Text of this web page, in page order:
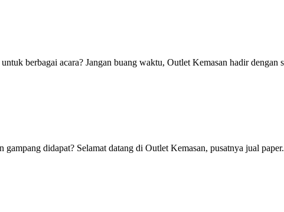
berbagai acara? Jangan buang waktu, Outlet Kemasan hadir dengan
didapat? Selamat datang di Outlet Kemasan, pusatnya jual